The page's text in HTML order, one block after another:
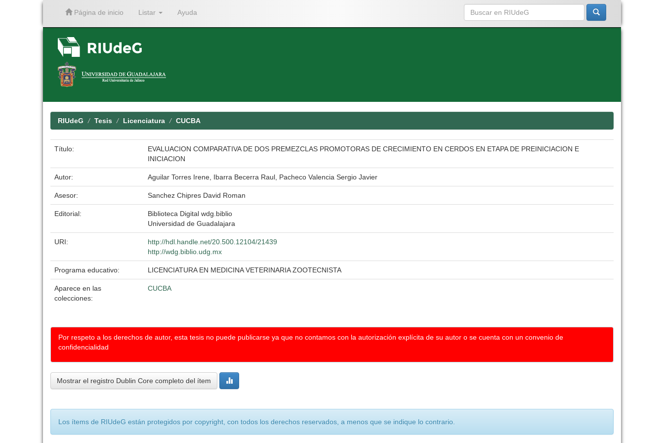
Página de inicio Listar Ayuda
RIUdeG Tesis Licenciatura CUCBA
Título:
EVALUACION COMPARATIVA DE DOS PREMEZCLAS PROMOTORAS DE CRECIMIENTO EN CERDOS EN ETAPA DE PREINICIACION E
INICIACION
Autor: Aguilar Torres Irene, Ibarra Becerra Raul, Pacheco Valencia Sergio Javier
Asesor: Sanchez Chipres David Roman
Editorial:
Biblioteca Digital wdg.biblio
Universidad de Guadalajara
URI:
http://hdl.handle.net/20.500.12104/21439
http://wdg.biblio.udg.mx
Programa educativo: LICENCIATURA EN MEDICINA VETERINARIA ZOOTECNISTA
Aparece en las
colecciones:
CUCBA
Por respeto a los derechos de autor, esta tesis no puede publicarse ya que no contamos con la autorización explícita de su autor o se cuenta con un convenio de
confidencialidad
Mostrar el registro Dublin Core completo del ítem
Los ítems de RIUdeG están protegidos por copyright, con todos los derechos reservados, a menos que se indique lo contrario.